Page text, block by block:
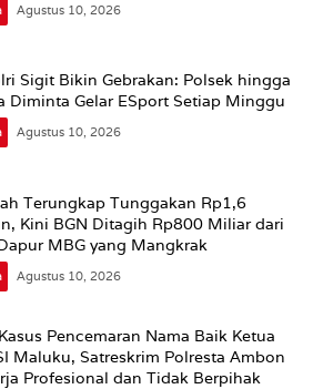
Agustus 10, 2026
Sigit Bikin Gebrakan: Polsek hingga
Diminta Gelar ESport Setiap Minggu
Agustus 10, 2026
Terungkap Tunggakan Rp1,6
Kini BGN Ditagih Rp800 Miliar dari
MBG yang Mangkrak
Agustus 10, 2026
Pencemaran Nama Baik Ketua
Maluku, Satreskrim Polresta Ambon
Profesional dan Tidak Berpihak